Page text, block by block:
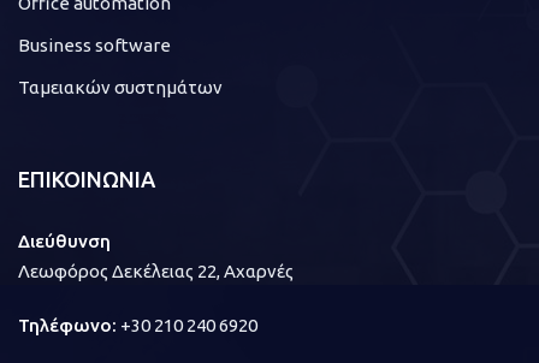
Business software
Ταμειακών συστημάτων
ΕΠΙΚΟΙΝΩΝΙΑ
Διεύθυνση
Λεωφόρος Δεκέλειας 22, Αχαρνές
Τηλέφωνο: +30 210 240 6920